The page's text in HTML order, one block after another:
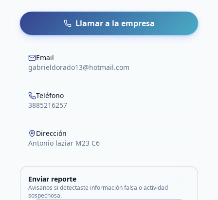
Llamar a la empresa
Email
gabrieldorado13@hotmail.com
Teléfono
3885216257
Dirección
Antonio laziar M23 C6
Enviar reporte
Avisanos si detectaste información falsa o actividad
sospechosa.